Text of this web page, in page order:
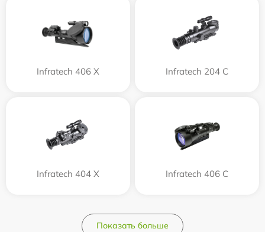
Infratech 406 Х Infratech 204 С
Infratech 404 Х Infratech 406 С
Показать больше